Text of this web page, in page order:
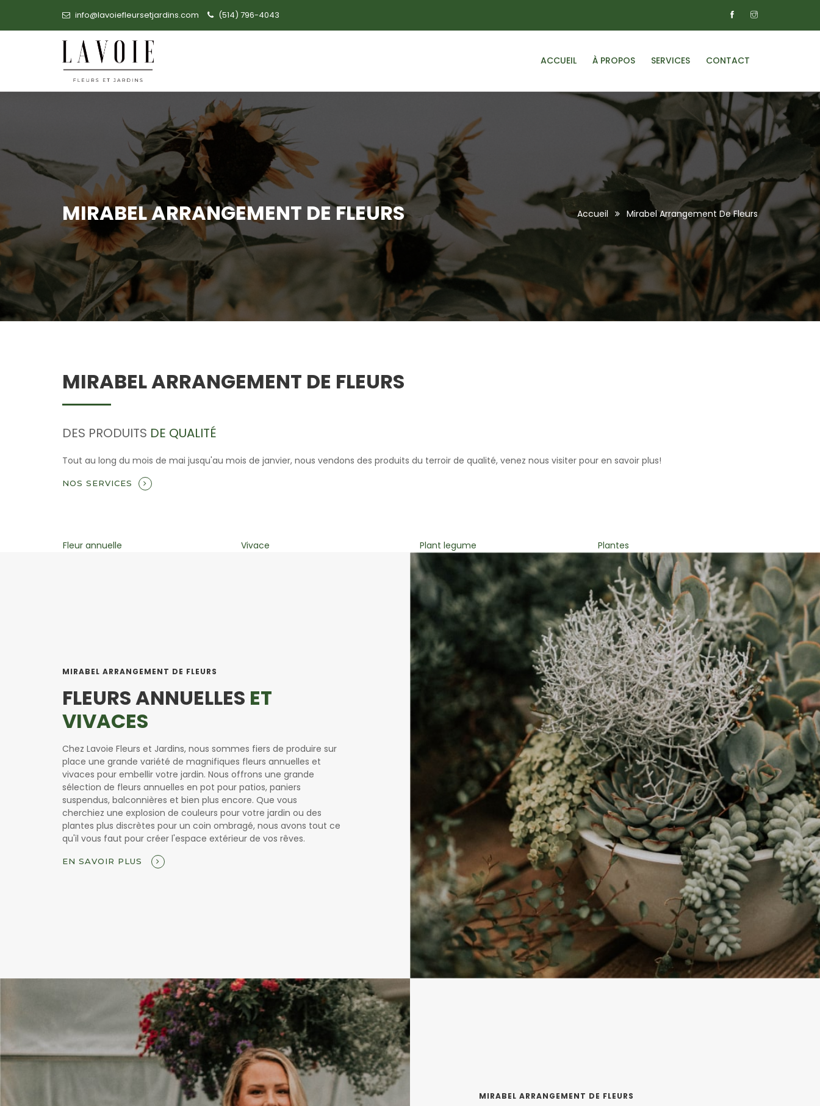
info@lavoiefleursetjardins.com (514) 796-4043
ACCUEIL À PROPOS SERVICES CONTACT
MIRABEL ARRANGEMENT DE FLEURS Accueil Mirabel Arrangement De Fleurs
MIRABEL ARRANGEMENT DE FLEURS
DES PRODUITS DE QUALITÉ
Tout au long du mois de mai jusqu'au mois de janvier, nous vendons des produits du terroir de qualité, venez nous visiter pour en savoir plus!
NOS SERVICES
Vivace Plant legume Plantes Autocueillette de fleurs
MIRABEL ARRANGEMENT DE FLEURS
FLEURS ANNUELLES ET
VIVACES
Chez Lavoie Fleurs et Jardins, nous sommes fiers de produire sur
place une grande variété de magnifiques fleurs annuelles et
vivaces pour embellir votre jardin. Nous offrons une grande
sélection de fleurs annuelles en pot pour patios, paniers
suspendus, balconnières et bien plus encore. Que vous
cherchiez une explosion de couleurs pour votre jardin ou des
plantes plus discrètes pour un coin ombragé, nous avons tout ce
qu'il vous faut pour créer l'espace extérieur de vos rêves.
EN SAVOIR PLUS
MIRABEL ARRANGEMENT DE FLEURS